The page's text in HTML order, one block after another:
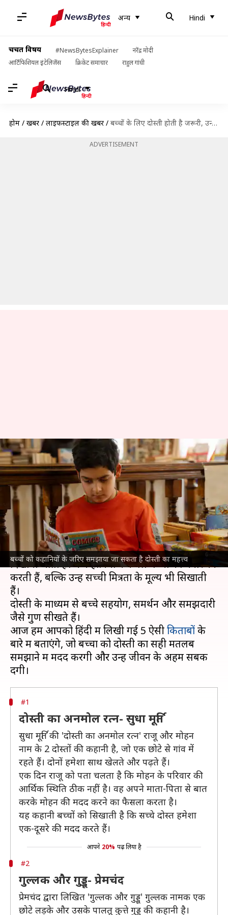
अन्य Hindi
चर्चित विषय #NewsBytesExplainer
नरेंद्र मोदी
आर्टिफिशियल इंटेलिजेंस
क्रिकेट समाचार राहुल गांधी
Hindi
होम / खबरें / लाइफस्टाइल की खबरें / बच्चों के लिए दोस्ती होती है जरूरी, उन्हें पढ़कर सुनाएं दोस्ती पर आधारित ये 5 किताबें
ADVERTISEMENT
बच्चों को कहानियों के जरिए समझाया जा सकता है दोस्ती का महत्त्व
बच्चों के लिए दोस्ती होती है जरूरी,
उन्हें पढ़कर सुनाएं दोस्ती पर
आधारित ये 5 किताबें
लेखन Sep 29, 2024 06:21 pm
क्या है खबर?
बच्चोंकी कहानियों में दोस्ती की अहमियत को जरूर
दिखाया जाता है। ये कहानियां न केवल बच्चों का मनोरंजन
करती हैं, बल्कि उन्हें सच्ची मित्रता के मूल्य भी सिखाती
हैं।
दोस्ती के माध्यम से बच्चे सहयोग, समर्थन और समझदारी
जैसे गुण सीखते हैं।
आज हम आपको हिंदी में लिखी गई 5 ऐसीकिताबोंके
बारे में बताएंगे, जो बच्चों को दोस्ती का सही मतलब
समझाने में मदद करेंगी और उन्हें जीवन के अहम सबक
#1
दोस्ती का अनमोल रत्न- सुधा मूर्ति
सुधा मूर्ति की 'दोस्ती का अनमोल रत्न' राजू और मोहन
नाम के 2 दोस्तों की कहानी है, जो एक छोटे से गांव में
रहते हैं। दोनों हमेशा साथ खेलते और पढ़ते हैं।
एक दिन राजू को पता चलता है कि मोहन के परिवार की
आर्थिक स्थिति ठीक नहीं है। वह अपने माता-पिता से बात
करके मोहन की मदद करने का फैसला करता है।
यह कहानी बच्चों को सिखाती है कि सच्चे दोस्त हमेशा
एक-दूसरे की मदद करते हैं।
आपने 20% पढ़ लिया है
#2
गुल्लक और गुड्डू- प्रेमचंद
प्रेमचंद द्वारा लिखित 'गुल्लक और गुड्डू' गुल्लक नामक एक
छोटे लड़के और उसके पालतू कुत्ते गुड्डू की कहानी है।